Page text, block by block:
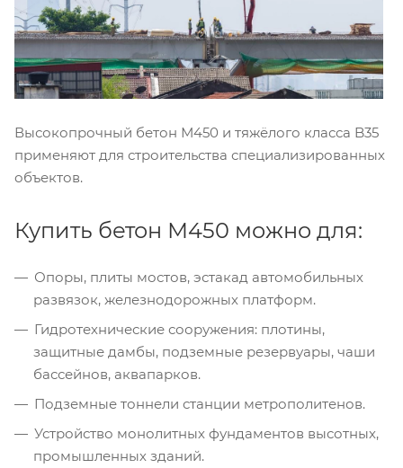
Высокопрочный бетон М450 и тяжёлого класса B35
применяют для строительства специализированных
объектов.
Купить бетон М450 можно для:
Опоры, плиты мостов, эстакад автомобильных
развязок, железнодорожных платформ.
Гидротехнические сооружения: плотины,
защитные дамбы, подземные резервуары, чаши
бассейнов, аквапарков.
Подземные тоннели станции метрополитенов.
Устройство монолитных фундаментов высотных,
промышленных зданий.